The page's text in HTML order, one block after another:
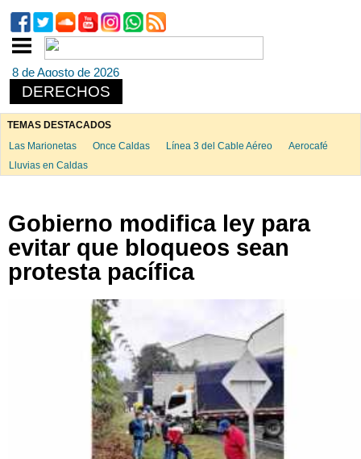
8 de Agosto de 2026
DERECHOS
TEMAS DESTACADOS
Las Marionetas
Once Caldas Línea 3 del Cable Aéreo
Aerocafé
Lluvias en Caldas
Gobierno modifica ley para
evitar que bloqueos sean
protesta pacífica